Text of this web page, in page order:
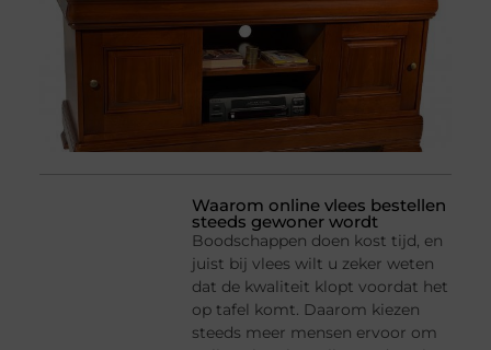
Waarom online vlees bestellen
steeds gewoner wordt
Boodschappen doen kost tijd, en
juist bij vlees wilt u zeker weten
dat de kwaliteit klopt voordat het
op tafel komt. Daarom kiezen
steeds meer mensen ervoor om